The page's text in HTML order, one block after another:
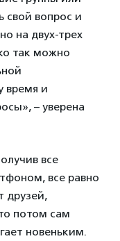
свой вопрос и
на двух-трех
так можно
время и
– уверена
все
все равно
друзей,
потом сам
новеньким.